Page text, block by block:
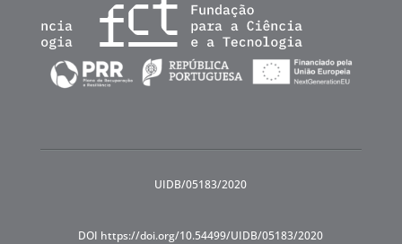
UIDB/05183/2020
DOI https://doi.org/10.54499/UIDB/05183/2020